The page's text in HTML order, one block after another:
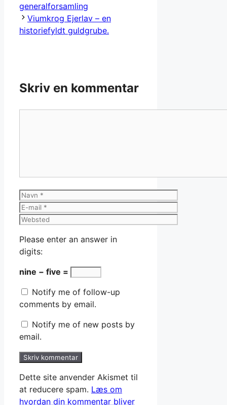
generalforsamling
Viumkrog Ejerlav – en
historiefyldt guldgrube.
Skriv en kommentar
Navn
E-
mail
Websted
Please enter an answer in
digits:
nine − five =
Notify me of follow-up
comments by email.
Notify me of new posts by
email.
Dette site anvender Akismet til
at reducere spam. Læs om
hvordan din kommentar bliver